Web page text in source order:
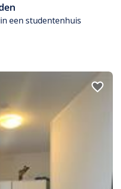
in een studentenhuis